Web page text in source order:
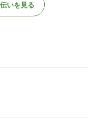
いを見る